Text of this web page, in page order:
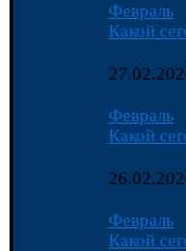
Февраль
Какой
Февраль
Какой
Февраль
Какой